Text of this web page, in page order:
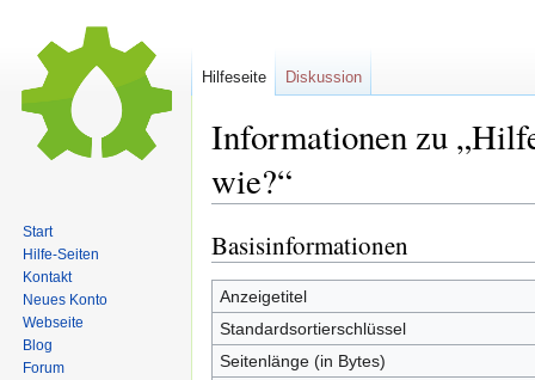
Informationen zu
wie?“
Zur
Navigation
springen
Zur
Suche
springen
Basisinformationen
Anzeigetitel
Standardsortierschlüssel
Seitenlänge (in Bytes)
Hilfeseite Diskussion
Start
Hilfe-Seiten
Kontakt
Neues Konto
Webseite
Blog
Forum